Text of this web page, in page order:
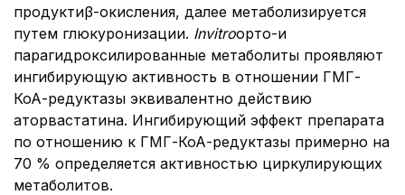
продуктиβ-окисления, далее метаболизируется
путем глюкуронизации. Invitroорто-и
парагидроксилированные метаболиты проявляют
ингибирующую активность в отношении ГМГ-
КоА-редуктазы эквивалентно действию
аторвастатина. Ингибирующий эффект препарата
по отношению к ГМГ-КоА-редуктазы примерно на
70 % определяется активностью циркулирующих
метаболитов.